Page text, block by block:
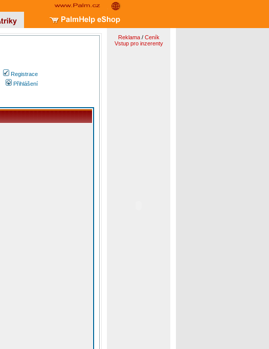
Registrace
Přihlášení
Reklama/ Ceník
Vstup pro inzerenty